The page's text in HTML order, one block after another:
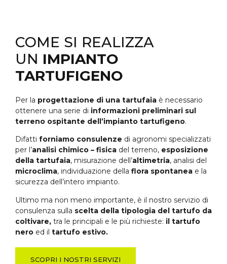
COME SI REALIZZA
UN IMPIANTO
TARTUFIGENO
Per la progettazione di una tartufaia è necessario
ottenere una serie di informazioni preliminari sul
terreno ospitante dell’impianto tartufigeno.
Difatti forniamo consulenze di agronomi specializzati
per l’analisi chimico – fisica del terreno, esposizione
della tartufaia, misurazione dell’altimetria, analisi del
microclima, individuazione della flora spontanea e la
sicurezza dell’intero impianto.
Ultimo ma non meno importante, è il nostro servizio di
consulenza sulla scelta della tipologia del tartufo da
coltivare, tra le principali e le più richieste: il tartufo
nero ed il tartufo estivo.
SCOPRI I NOSTRI SERVIZI